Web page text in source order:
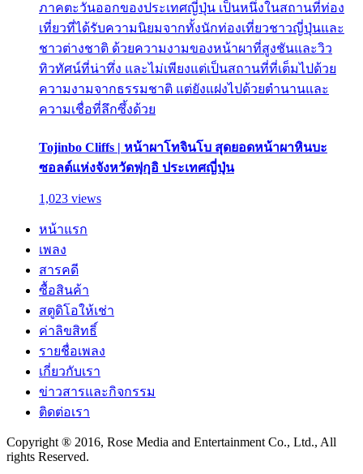
ภาคตะวันออกของประเทศญี่ปุ่น เป็นหนึ่งในสถานที่ท่อง
เที่ยวที่ได้รับความนิยมจากทั้งนักท่องเที่ยวชาวญี่ปุ่นและ
ชาวต่างชาติ ด้วยความงามของหน้าผาที่สูงชันและวิว
ทิวทัศน์ที่น่าทึ่ง และไม่เพียงแต่เป็นสถานที่ที่เต็มไปด้วย
ความงามจากธรรมชาติ แต่ยังแฝงไปด้วยตำนานและ
ความเชื่อที่ลึกซึ้งด้วย
Tojinbo Cliffs | หน้าผาโทจินโบ สุดยอดหน้าผาหินบะ
ซอลต์แห่งจังหวัดฟุกุอิ ประเทศญี่ปุ่น
1,023 views
หน้าแรก
เพลง
สารคดี
ซื้อสินค้า
สตูดิโอให้เช่า
ค่าลิขสิทธิ์
รายชื่อเพลง
เกี่ยวกับเรา
ข่าวสารและกิจกรรม
ติดต่อเรา
Copyright ® 2016, Rose Media and Entertainment Co., Ltd., All
rights Reserved.